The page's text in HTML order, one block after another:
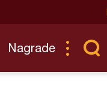
Nagrade